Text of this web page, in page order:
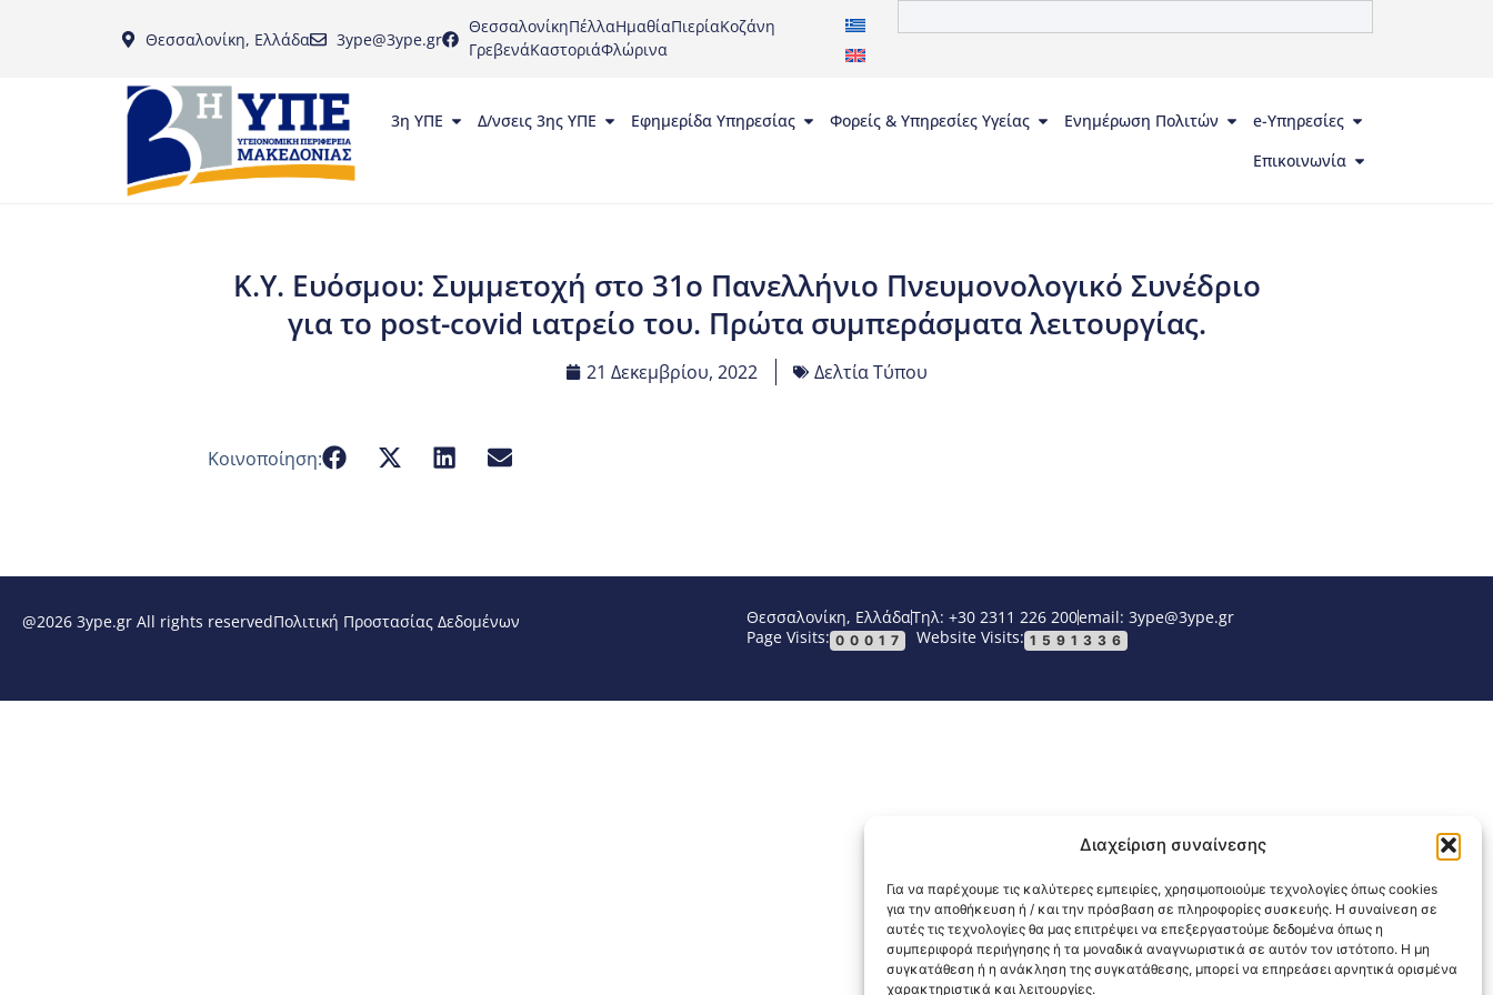
Διαχείριση συναίνεσης
Για να παρέχουμε τις καλύτερες εμπειρίες, χρησιμοποιούμε τεχνολογίες όπως cookies
για την αποθήκευση ή / και την πρόσβαση σε πληροφορίες συσκευής. Η συναίνεση σε
αυτές τις τεχνολογίες θα μας επιτρέψει να επεξεργαστούμε δεδομένα όπως η
συμπεριφορά περιήγησης ή τα μοναδικά αναγνωριστικά σε αυτόν τον ιστότοπο. Η μη
συγκατάθεση ή η ανάκληση της συγκατάθεσης, μπορεί να επηρεάσει αρνητικά ορισμένα
χαρακτηριστικά και λειτουργίες.
Θεσσαλονίκη, Ελλάδα 3ype@3ype.gr
ΘεσσαλονίκηΠέλλαΗμαθίαΠιερίαΚοζάνη
ΓρεβενάΚαστοριάΦλώρινα
3η ΥΠΕ Δ/νσεις 3ης ΥΠΕ Εφημερίδα Υπηρεσίας Φορείς & Υπηρεσίες Υγείας Ενημέρωση Πολιτών
e-Υπηρεσίες
Επικοινωνία
Κ.Υ. Ευόσμου: Συμμετοχή στο 31ο Πανελλήνιο Πνευμονολογικό Συνέδριο
για το post-covid ιατρείο του. Πρώτα συμπεράσματα λειτουργίας.
21 Δεκεμβρίου, 2022 Δελτία Τύπου
Κοινοποίηση:
@2026 3ype.gr All rights reservedΠολιτική Προστασίας Δεδομένων Θεσσαλονίκη, ΕλλάδαΤηλ: +30 2311 226 200email: 3ype@3ype.gr
Page Visits: 00017 Website Visits: 1591336